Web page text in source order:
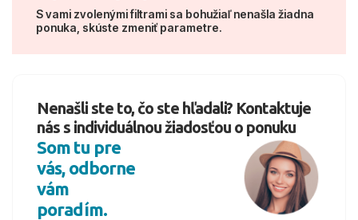
S vami zvolenými filtrami sa bohužiaľ nenašla žiadna
ponuka, skúste zmeniť parametre.
Nenašli ste to, čo ste hľadali? Kontaktuje
nás s individuálnou žiadosťou o ponuku
Som tu pre
vás, odborne
vám
poradím.